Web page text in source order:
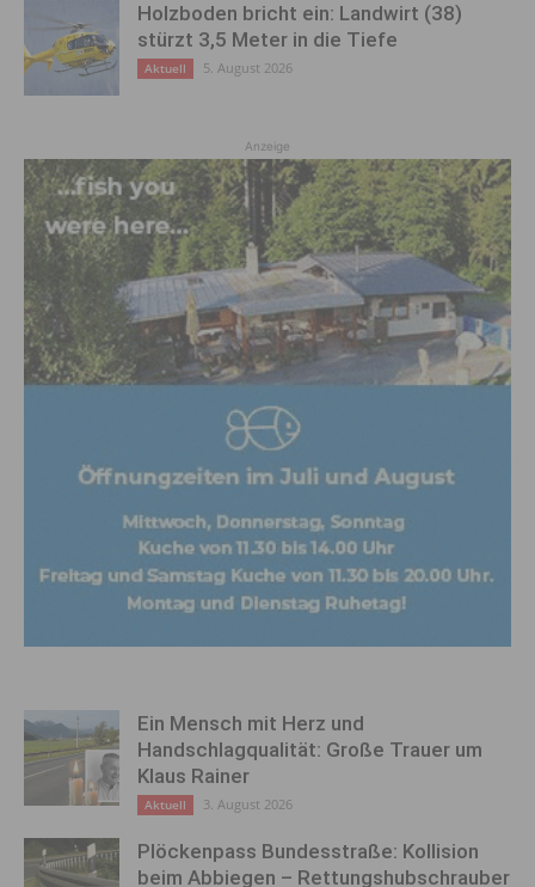
Holzboden bricht ein: Landwirt (38)
stürzt 3,5 Meter in die Tiefe
Aktuell 5. August 2026
Anzeige
Ein Mensch mit Herz und
Handschlagqualität: Große Trauer um
Klaus Rainer
Aktuell 3. August 2026
Plöckenpass Bundesstraße: Kollision
beim Abbiegen – Rettungshubschrauber